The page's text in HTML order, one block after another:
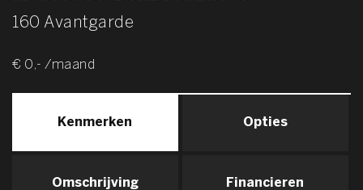
160 Avantgarde
€ 0,- /maand
Kenmerken Opties
Omschrijving Financieren